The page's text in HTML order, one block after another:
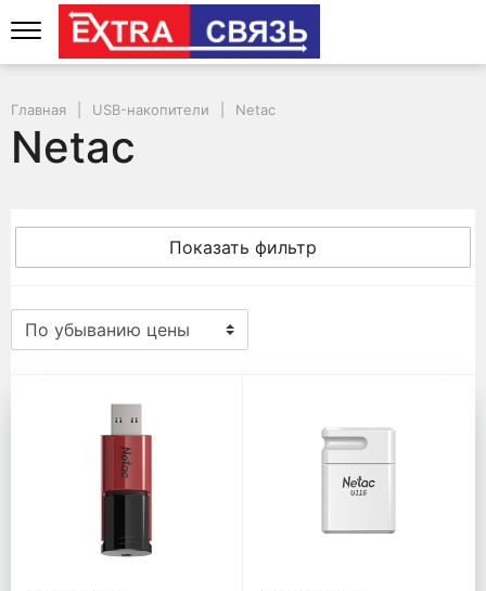
Главная USB-накопители Netac
Netac
Показать фильтр